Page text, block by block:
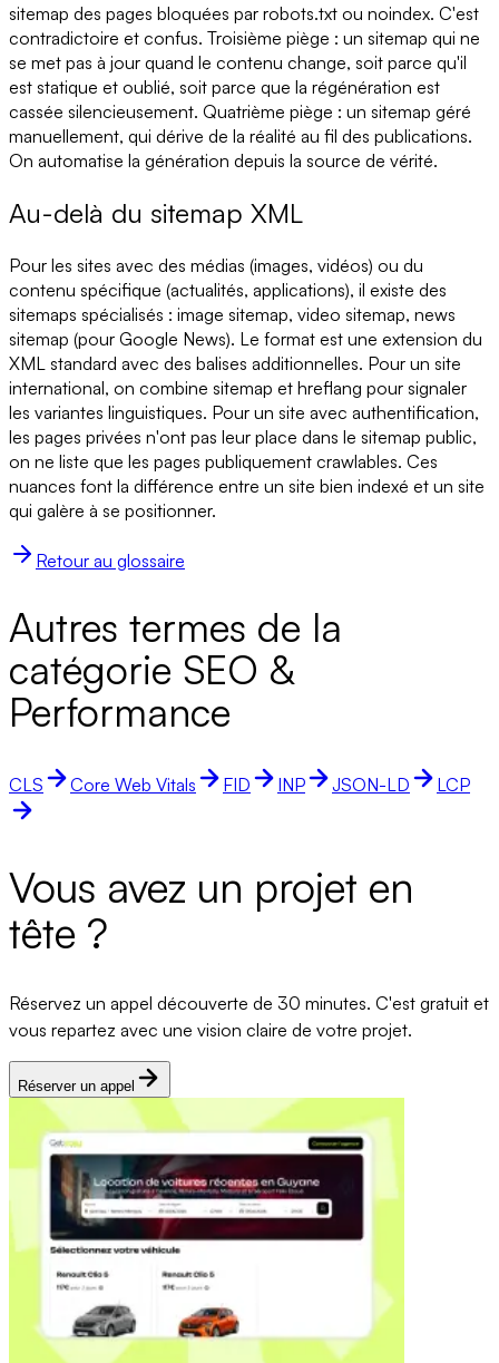
sitemap des pages bloquées par robots.txt ou noindex. C'est
contradictoire et confus. Troisième piège : un sitemap qui ne
se met pas à jour quand le contenu change, soit parce qu'il
est statique et oublié, soit parce que la régénération est
cassée silencieusement. Quatrième piège : un sitemap géré
manuellement, qui dérive de la réalité au fil des publications.
On automatise la génération depuis la source de vérité.
Au-delà du sitemap XML
Pour les sites avec des médias (images, vidéos) ou du
contenu spécifique (actualités, applications), il existe des
sitemaps spécialisés : image sitemap, video sitemap, news
sitemap (pour Google News). Le format est une extension du
XML standard avec des balises additionnelles. Pour un site
international, on combine sitemap et hreflang pour signaler
les variantes linguistiques. Pour un site avec authentification,
les pages privées n'ont pas leur place dans le sitemap public,
on ne liste que les pages publiquement crawlables. Ces
nuances font la différence entre un site bien indexé et un site
qui galère à se positionner.
Retour au glossaire
Autres termes de la
catégorie SEO &
Performance
CLS Core Web Vitals FID INP JSON-LD LCP
Vous avez un projet en
tête ?
Réservez un appel découverte de 30 minutes. C'est gratuit et
vous repartez avec une vision claire de votre projet.
Réserver un appel